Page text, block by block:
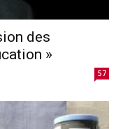
des
»
57